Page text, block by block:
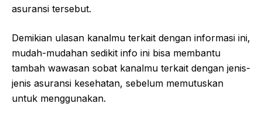
asuransi tersebut.
Demikian ulasan kanalmu terkait dengan informasi ini,
mudah-mudahan sedikit info ini bisa membantu
tambah wawasan sobat kanalmu terkait dengan jenis-
jenis asuransi kesehatan, sebelum memutuskan
untuk menggunakan.